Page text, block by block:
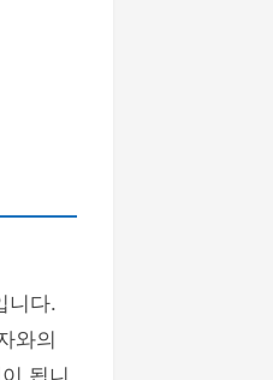
니다.
와의
됩니